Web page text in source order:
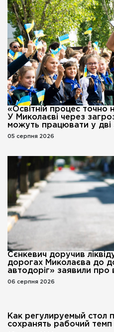
«Освітній процес точно
У Миколаєві через
можуть працювати у дві
05 серпня 2026
Сєнкевич доручив
дорогах Миколаєва до
автодоріг» заявили про
06 серпня 2026
Как регулируемый стол
сохранять рабочий темп